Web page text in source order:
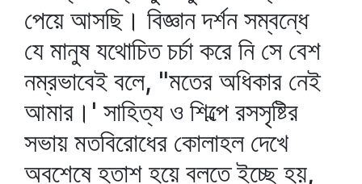
পেয়ে আসছি। বিজ্ঞান দর্শন সম্বন্ধে
যে মানুষ যথোচিত চর্চা করে নি সে বেশ
নম্রভাবেই বলে, "মতের অধিকার নেই
আমার।' সাহিত্য ও শিল্পে রসসৃষ্টির
সভায় মতবিরোধের কোলাহল দেখে
অবশেষে হতাশ হয়ে বলতে ইচ্ছে হয়,